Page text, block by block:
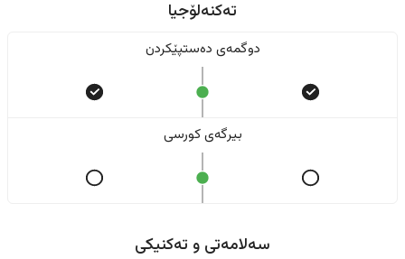
تەکنەلۆجیا
دوگمەی دەستپێکردن
بیرگەی کورسی
سەلامەتی و تەکنیکی